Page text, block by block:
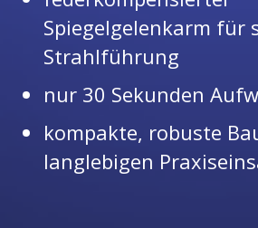
Spiegelgelenkarm für
Strahlführung
nur 30 Sekunden
kompakte, robuste
langlebigen